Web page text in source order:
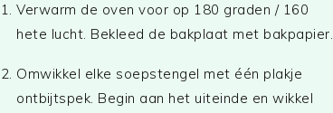
Verwarm de oven voor op 180 graden / 160
hete lucht. Bekleed de bakplaat met bakpapier.
Omwikkel elke soepstengel met één plakje
ontbijtspek. Begin aan het uiteinde en wikkel